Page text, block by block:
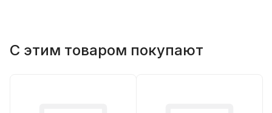
С этим товаром покупают